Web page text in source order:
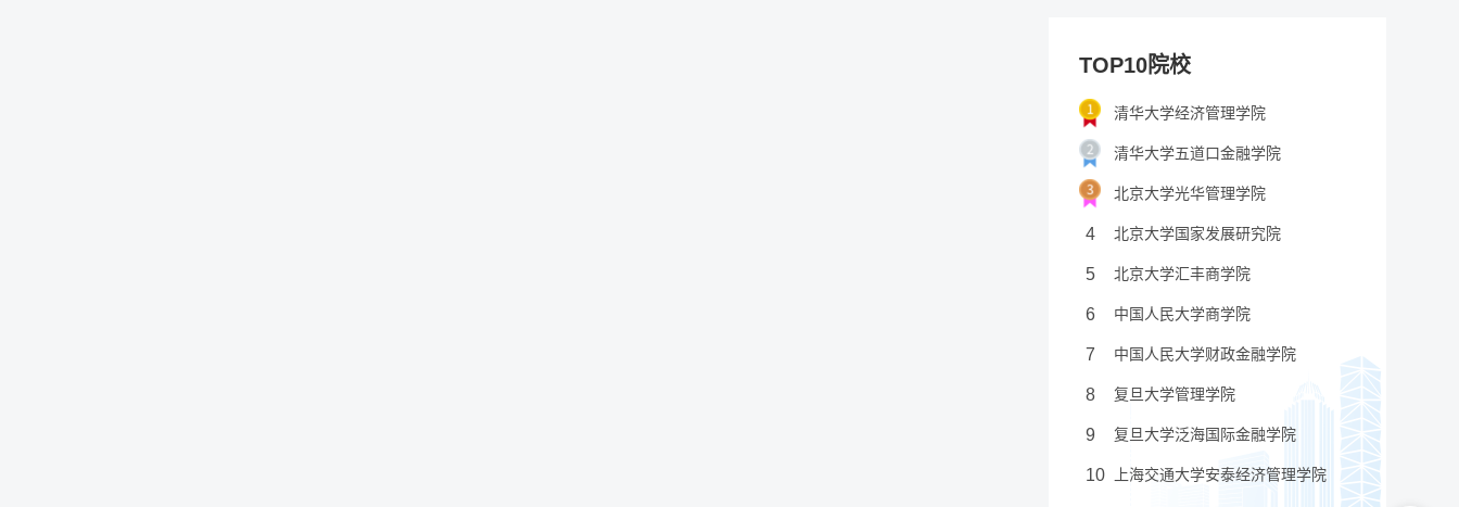
TOP10院校
清华大学经济管理学院
清华大学五道口金融学院
北京大学光华管理学院
4 北京大学国家发展研究院
5 北京大学汇丰商学院
6 中国人民大学商学院
7 中国人民大学财政金融学院
8 复旦大学管理学院
9 复旦大学泛海国际金融学院
10 上海交通大学安泰经济管理学院